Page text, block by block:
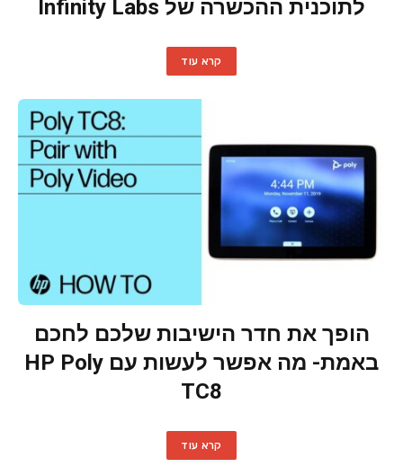
לתוכנית ההכשרה של Infinity Labs
קרא עוד
הופך את חדר הישיבות שלכם לחכם
באמת- מה אפשר לעשות עם HP Poly
TC8
קרא עוד